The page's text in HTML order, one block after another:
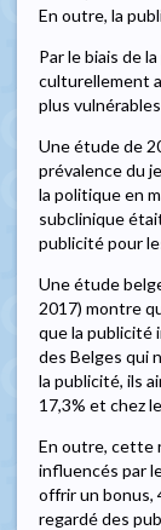
En outre, la
Par le biais de
culturellement
plus
Une étude de
prévalence du
la politique en
subclinique
publicité pour
Une étude
2017) montre
que la publicité
des Belges qui
la publicité, ils
17,3% et chez
En outre, cette
influencés par
offrir un bonus,
regardé des